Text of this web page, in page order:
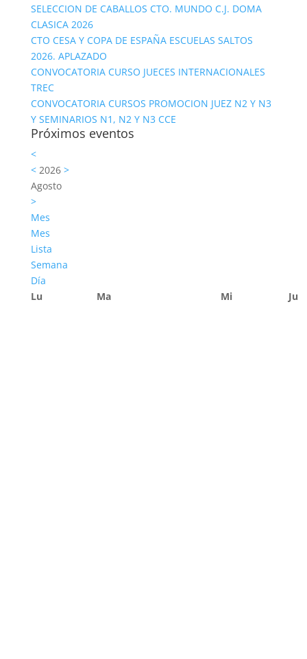
SELECCION DE CABALLOS CTO. MUNDO C.J. DOMA
CLASICA 2026
CTO CESA Y COPA DE ESPAÑA ESCUELAS SALTOS
2026. APLAZADO
CONVOCATORIA CURSO JUECES INTERNACIONALES
TREC
CONVOCATORIA CURSOS PROMOCION JUEZ N2 Y N3
Y SEMINARIOS N1, N2 Y N3 CCE
Próximos eventos
<
<2026 >
Agosto
>
Mes
Mes
Lista
Semana
Día
Lu
Ma Mi Ju